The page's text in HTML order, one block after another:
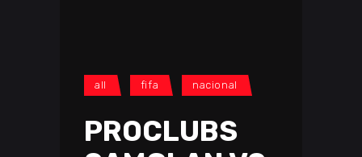
all fifa nacional
PROCLUBS